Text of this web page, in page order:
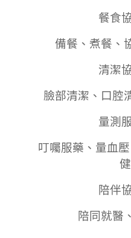
餐食
備餐、煮餐、
清潔
臉部清潔、口腔
量測
叮囑服藥、量血
陪伴
陪同就醫